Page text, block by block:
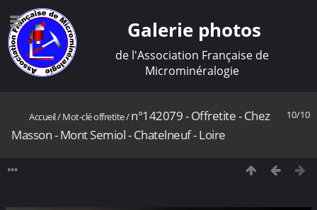
Galerie photos
de l'Association Française de
Microminéralogie
10/10
Accueil/Mot-cléoffretite/n°142079 - Offretite - Chez
Masson - Mont Semiol - Chatelneuf - Loire